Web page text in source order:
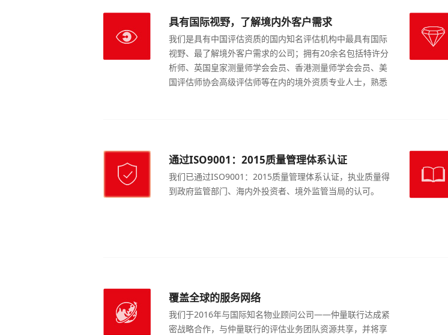
具有国际视野，了解境内外客户需求
我们是具有中国评估资质的国内知名评估机构中最具有国际
视野、最了解境外客户需求的公司；拥有20余名包括特许分
析师、英国皇家测量师学会会员、香港测量师学会会员、美
国评估师协会高级评估师等在内的境外资质专业人士，熟悉
通过ISO9001：2015质量管理体系认证
我们已通过ISO9001：2015质量管理体系认证，执业质量得
到政府监管部门、海内外投资者、境外监管当局的认可。
覆盖全球的服务网络
我们于2016年与国际知名物业顾问公司——仲量联行达成紧
密战略合作，与仲量联行的评估业务团队资源共享，并将享